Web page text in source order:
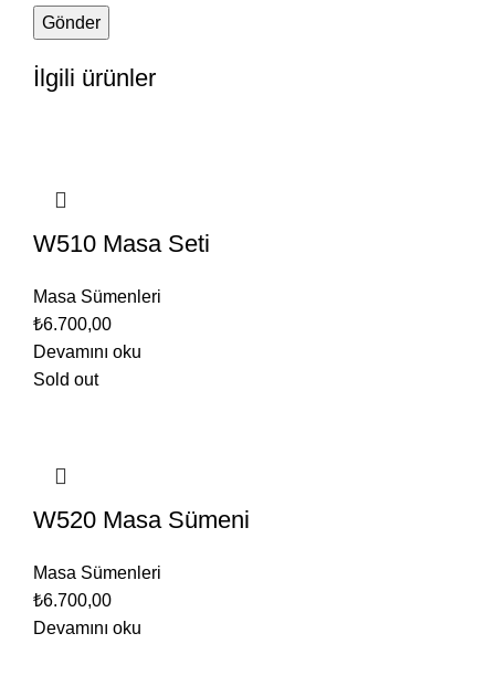
İlgili ürünler
W510 Masa Seti
Masa Sümenleri
₺6.700,00
Devamını oku
Sold out
W520 Masa Sümeni
Masa Sümenleri
₺6.700,00
Devamını oku